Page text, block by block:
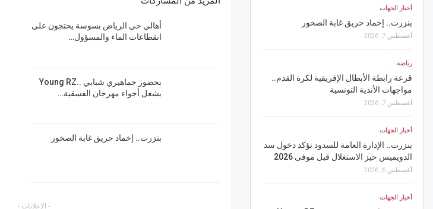
أهالي حي الرياض بسوسة يحتجون على
انقطاعات الماء والمسؤول…
بحضور جماهيري شبابي ..Young RZ
يشعل أجواء مهرجان الفسقية…
بنزرت.. إخماد حريق غابة الصخور
- الإعلانات -
أخبار الجهات
بنزرت.. إخماد حريق غابة الصخور
أغسطس 7, 2026
رياضة
قرعة رابطة الأبطال الإفريقية لكرة القدم..
مواجهات الأندية التونسية
أغسطس 7, 2026
أخبار الجهات
بنزرت.. الإدارة العامة للسدود تؤكد دخول سد
الدويميس حيز الاستغلال قبل موفى 2026
أغسطس 6, 2026
أخبار الجهات
نسق الأشغال
القيروان..مصالح التجهيز
أخبار الجهات